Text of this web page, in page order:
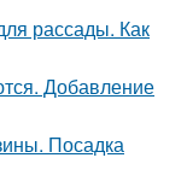
рассады. Как
Добавление
Посадка